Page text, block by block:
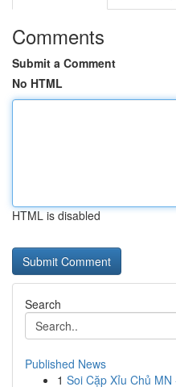
Comments
Submit a Comment
No HTML
HTML is disabled
Search
Published News
1 Soi Cặp Xỉu Chủ